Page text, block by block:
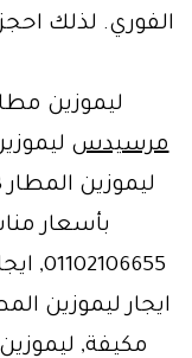
الفوري. لذلك
ليموزين
مرسيدس
بأسعار
ايجار ليموزين
مكيفة,